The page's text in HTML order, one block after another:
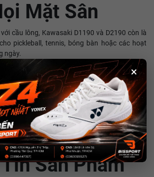
×
Mặt Sân
cầu lông, Kawasaki D1190 và D2190 còn là
pickleball, tennis, bóng bàn hoặc các hoạt
ngày.
khả năng phối đồ linh hoạt giúp chiếc áo dễ
hoàn cảnh sử dụng khác nhau, từ sân tập,
buổi gặp gỡ hay dạo phố sau giờ chơi.
cho những ai yêu thích phong cách thể thao
nhưng vẫn giữ được sự chỉn chu trong từng
Sản Phẩm